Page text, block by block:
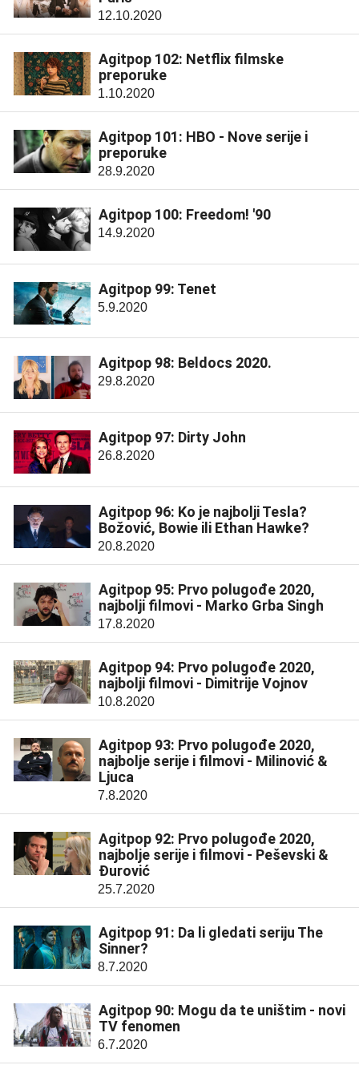
12.10.2020
Agitpop 102: Netflix filmske
preporuke
1.10.2020
Agitpop 101: HBO - Nove serije i
preporuke
28.9.2020
Agitpop 100: Freedom! '90
14.9.2020
Agitpop 99: Tenet
5.9.2020
Agitpop 98: Beldocs 2020.
29.8.2020
Agitpop 97: Dirty John
26.8.2020
Agitpop 96: Ko je najbolji Tesla?
Božović, Bowie ili Ethan Hawke?
20.8.2020
Agitpop 95: Prvo polugođe 2020,
najbolji filmovi - Marko Grba Singh
17.8.2020
Agitpop 94: Prvo polugođe 2020,
najbolji filmovi - Dimitrije Vojnov
10.8.2020
Agitpop 93: Prvo polugođe 2020,
najbolje serije i filmovi - Milinović &
Ljuca
7.8.2020
Agitpop 92: Prvo polugođe 2020,
najbolje serije i filmovi - Peševski &
Đurović
25.7.2020
Agitpop 91: Da li gledati seriju The
Sinner?
8.7.2020
Agitpop 90: Mogu da te uništim - novi
TV fenomen
6.7.2020